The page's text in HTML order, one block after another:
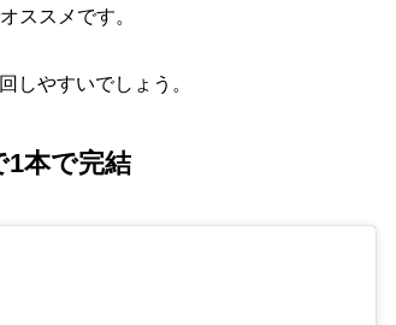
ススメです。
しやすいでしょう。
1本で完結